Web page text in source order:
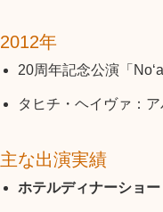
2012年
20周年記念公演「
タヒチ・ヘイヴァ：
主な出演実績
ホテルディナーショー